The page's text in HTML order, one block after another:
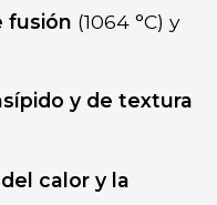
fusión (1064 °C) y
y de textura
calor y la